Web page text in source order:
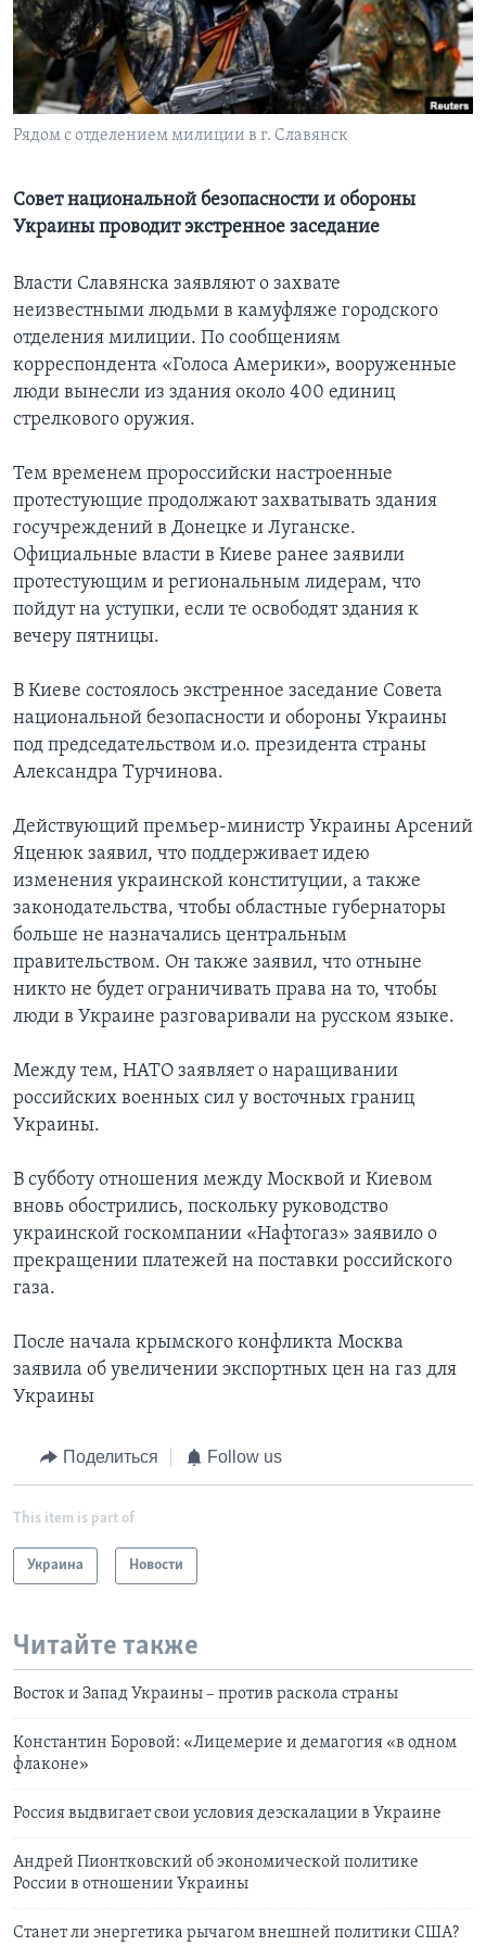
Learning English
СОЦИАЛЬНЫЕ СЕТИ
Языки
Рядом с отделением милиции в г. Славянск
Совет национальной безопасности и обороны
Украины проводит экстренное заседание
Власти Славянска заявляют о захвате
неизвестными людьми в камуфляже городского
отделения милиции. По сообщениям
корреспондента «Голоса Америки», вооруженные
люди вынесли из здания около 400 единиц
стрелкового оружия.
Тем временем пророссийски настроенные
протестующие продолжают захватывать здания
госучреждений в Донецке и Луганске.
Официальные власти в Киеве ранее заявили
протестующим и региональным лидерам, что
пойдут на уступки, если те освободят здания к
вечеру пятницы.
В Киеве состоялось экстренное заседание Совета
национальной безопасности и обороны Украины
под председательством и.о. президента страны
Александра Турчинова.
Действующий премьер-министр Украины Арсений
Яценюк заявил, что поддерживает идею
изменения украинской конституции, а также
законодательства, чтобы областные губернаторы
больше не назначались центральным
правительством. Он также заявил, что отныне
никто не будет ограничивать права на то, чтобы
люди в Украине разговаривали на русском языке.
Между тем, НАТО заявляет о наращивании
российских военных сил у восточных границ
Украины.
В субботу отношения между Москвой и Киевом
вновь обострились, поскольку руководство
украинской госкомпании «Нафтогаз» заявило о
прекращении платежей на поставки российского
газа.
После начала крымского конфликта Москва
заявила об увеличении экспортных цен на газ для
Украины
Поделиться Follow us
This item is part of
Украина Новости
Читайте также
Восток и Запад Украины – против раскола страны
Константин Боровой: «Лицемерие и демагогия «в одном
флаконе»
Россия выдвигает свои условия деэскалации в Украине
Андрей Пионтковский об экономической политике
России в отношении Украины
Станет ли энергетика рычагом внешней политики США?